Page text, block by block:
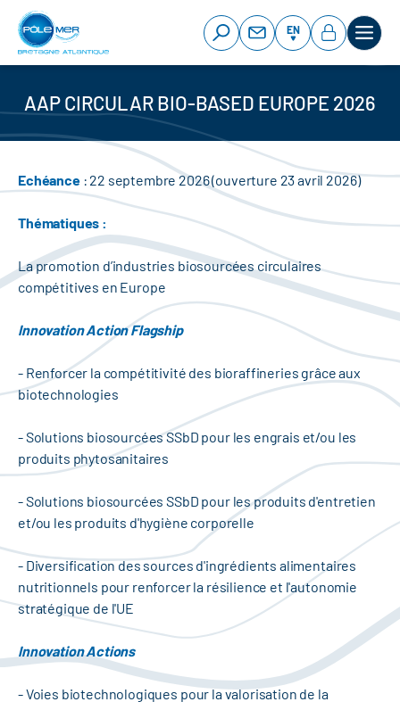
Cookies management panel
Skip
main
EN
AAP CIRCULAR BIO-BASED EUROPE 2026
Echéance: 22 septembre 2026 (ouverture 23 avril 2026)
Thématiques :
La promotion d’industries biosourcées circulaires
compétitives en Europe
Innovation Action Flagship
- Renforcer la compétitivité des bioraffineries grâce aux
biotechnologies
- Solutions biosourcées SSbD pour les engrais et/ou les
produits phytosanitaires
- Solutions biosourcées SSbD pour les produits d'entretien
et/ou les produits d'hygiène corporelle
- Diversification des sources d'ingrédients alimentaires
nutritionnels pour renforcer la résilience et l'autonomie
stratégique de l'UE
Innovation Actions
- Voies biotechnologiques pour la valorisation de la